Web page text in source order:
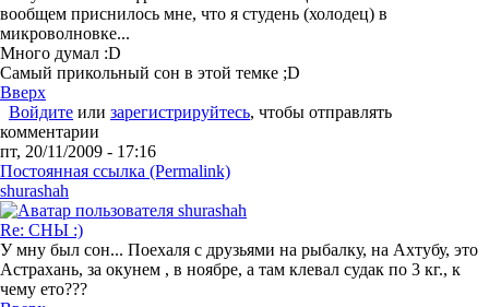
вообщем приснилось мне, что я студень (холодец) в
микроволновке...
Много думал :D
Самый прикольный сон в этой темке ;D
Вверх
Войдите или зарегистрируйтесь, чтобы отправлять
комментарии
пт, 20/11/2009 - 17:16
Постоянная ссылка (Permalink)
shurashah
Re: СНЫ :)
У мну был сон... Поехаля с друзьями на рыбалку, на Ахтубу, это
Астрахань, за окунем , в ноябре, а там клевал судак по 3 кг., к
чему ето???